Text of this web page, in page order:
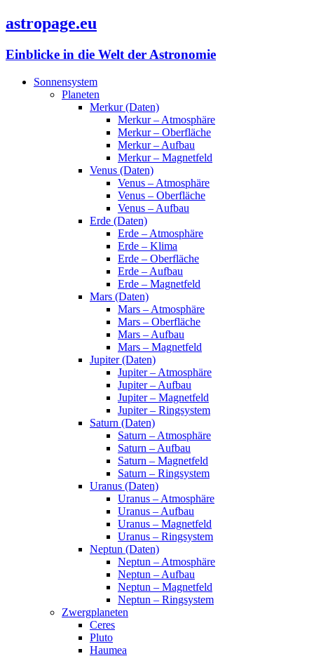
astropage.eu
Einblicke in die Welt der Astronomie
Sonnensystem
Planeten
Merkur (Daten)
Merkur – Atmosphäre
Merkur – Oberfläche
Merkur – Aufbau
Merkur – Magnetfeld
Venus (Daten)
Venus – Atmosphäre
Venus – Oberfläche
Venus – Aufbau
Erde (Daten)
Erde – Atmosphäre
Erde – Klima
Erde – Oberfläche
Erde – Aufbau
Erde – Magnetfeld
Mars (Daten)
Mars – Atmosphäre
Mars – Oberfläche
Mars – Aufbau
Mars – Magnetfeld
Jupiter (Daten)
Jupiter – Atmosphäre
Jupiter – Aufbau
Jupiter – Magnetfeld
Jupiter – Ringsystem
Saturn (Daten)
Saturn – Atmosphäre
Saturn – Aufbau
Saturn – Magnetfeld
Saturn – Ringsystem
Uranus (Daten)
Uranus – Atmosphäre
Uranus – Aufbau
Uranus – Magnetfeld
Uranus – Ringsystem
Neptun (Daten)
Neptun – Atmosphäre
Neptun – Aufbau
Neptun – Magnetfeld
Neptun – Ringsystem
Zwergplaneten
Ceres
Pluto
Haumea